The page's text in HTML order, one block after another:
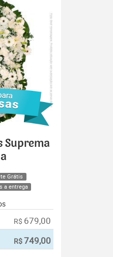
Suprema
Grátis
a entrega
R$ 679,00
R$749,00